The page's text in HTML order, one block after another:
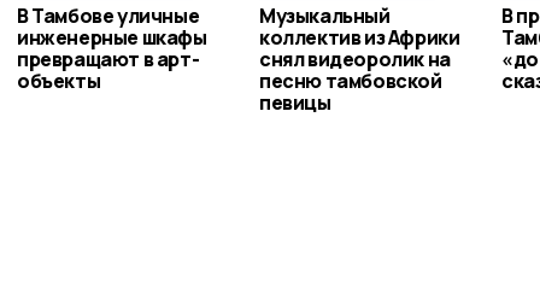
В Тамбове уличные
инженерные шкафы
превращают в арт-
объекты
Музыкальный
коллектив из Африки
снял видеоролик на
песню тамбовской
певицы
В